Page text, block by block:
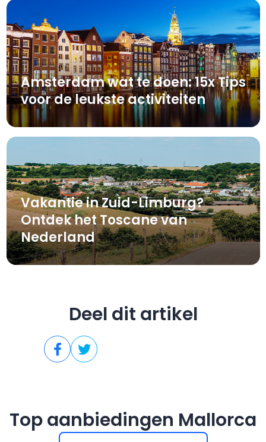
Amsterdam wat te doen: 15x Tips
voor de leukste activiteiten
Vakantie in Zuid-Limburg?
Ontdek het Toscane van
Nederland
Deel dit artikel
Top aanbiedingen Mallorca